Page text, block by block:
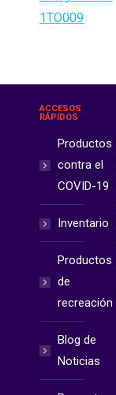
ACCESOS
RÁPIDOS
Productos
contra el
COVID-19
Inventario
Productos
de
recreación
Blog de
Noticias